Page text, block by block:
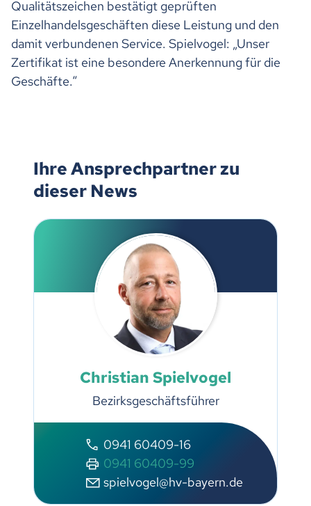
Qualitätszeichen bestätigt geprüften
Einzelhandelsgeschäften diese Leistung und den
damit verbundenen Service. Spielvogel: „Unser
Zertifikat ist eine besondere Anerkennung für die
Geschäfte.“
Ihre Ansprechpartner zu
dieser News
Christian Spielvogel
Bezirksgeschäftsführer
0941 60409-16
0941 60409-99
spielvogel@hv-bayern.de